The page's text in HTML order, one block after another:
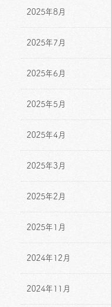
2025年8月
2025年7月
2025年6月
2025年5月
2025年4月
2025年3月
2025年2月
2025年1月
2024年12月
2024年11月